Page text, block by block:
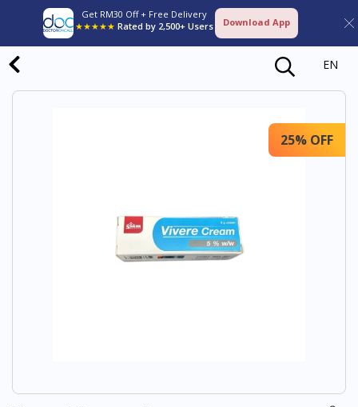
Get RM30 Off + Free Delivery
★★★★★ Rated by 2,500+ Users Download App
EN
25% OFF